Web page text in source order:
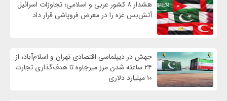
هشدار ۸ کشور عربی و اسلامی؛ تجاوزات اسرائیل
آتش‌بس غزه را در معرض فروپاشی قرار داد
جهش در دیپلماسی اقتصادی تهران و اسلام‌آباد؛ از
۲۴ ساعته شدن مرز میرجاوه تا هدف‌گذاری تجارت
۱۰ میلیارد دلاری